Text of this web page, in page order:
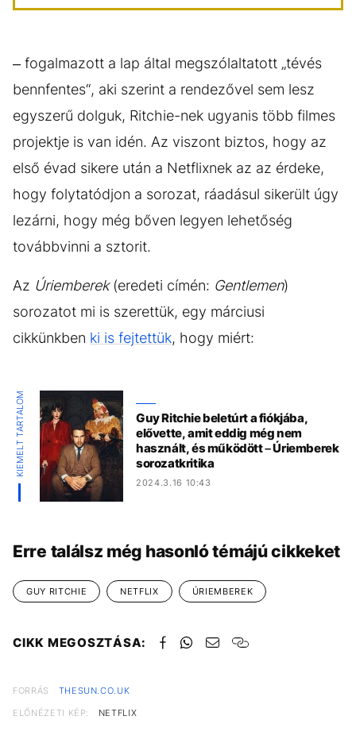
– fogalmazott a lap által megszólaltatott „tévés
bennfentes“, aki szerint a rendezővel sem lesz
egyszerű dolguk, Ritchie-nek ugyanis több filmes
projektje is van idén. Az viszont biztos, hogy az
első évad sikere után a Netflixnek az az érdeke,
hogy folytatódjon a sorozat, ráadásul sikerült úgy
lezárni, hogy még bőven legyen lehetőség
továbbvinni a sztorit.
Az Úriemberek(eredeti címén: Gentlemen)
sorozatot mi is szerettük, egy márciusi
cikkünkben ki is fejtettük, hogy miért:
KIEMELT TARTALOM
Guy Ritchie beletúrt a fiókjába,
elővette, amit eddig még nem
használt, és működött – Úriemberek
sorozatkritika
2024.3.16 10:43
Erre találsz még hasonló témájú cikkeket
GUY RITCHIE NETFLIX ÚRIEMBEREK
CIKK MEGOSZTÁSA:
FORRÁS
THESUN.CO.UK
ELŐNÉZETI KÉP:
NETFLIX